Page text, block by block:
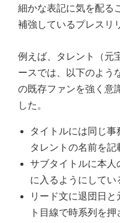
細かな表記に気を配る
補強しているプレスリ
例えば、タレント（元
ースでは、以下のよう
の既存ファンを強く意
した。
タイトルには同じ
タレントの名前を記
サブタイトルに本人
に入るようにしてい
リード文に退団日
ト目線で時系列を押